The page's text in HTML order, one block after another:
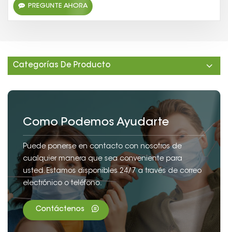
PREGUNTE AHORA
Categorías De Producto
Como Podemos Ayudarte
Puede ponerse en contacto con nosotros de
cualquier manera que sea conveniente para
usted. Estamos disponibles 24/7 a través de correo
electrónico o teléfono.
Contáctenos